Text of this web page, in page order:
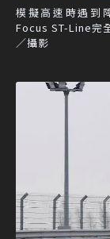
模擬高速時遇到
Focus ST-Line完
／攝影